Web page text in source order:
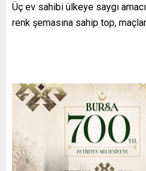
Üç ev sahibi ülkeye saygı
renk şemasına sahip top,
Her ev sahibi ülkeyi temsilen
akçaağaç yaprağı, Meksika için